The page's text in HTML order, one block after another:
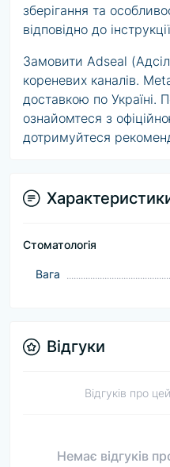
зберігання та
відповідно до
Замовити Adseal
кореневих каналів.
доставкою по Україні.
ознайомтеся з
дотримуйтеся
Стоматологія
Baга
Відгуки
Відгуків про
Немає відгуків